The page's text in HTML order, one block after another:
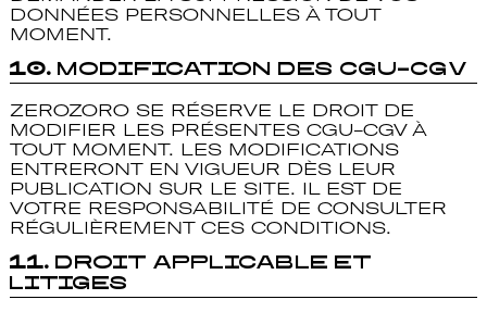
DONNÉES PERSONNELLES À TOUT
MOMENT.
10. Modification des CGU-CGV
ZEROZORO SE RÉSERVE LE DROIT DE
MODIFIER LES PRÉSENTES CGU-CGV À
TOUT MOMENT. LES MODIFICATIONS
ENTRERONT EN VIGUEUR DÈS LEUR
PUBLICATION SUR LE SITE. IL EST DE
VOTRE RESPONSABILITÉ DE CONSULTER
RÉGULIÈREMENT CES CONDITIONS.
11. Droit Applicable et
Litiges